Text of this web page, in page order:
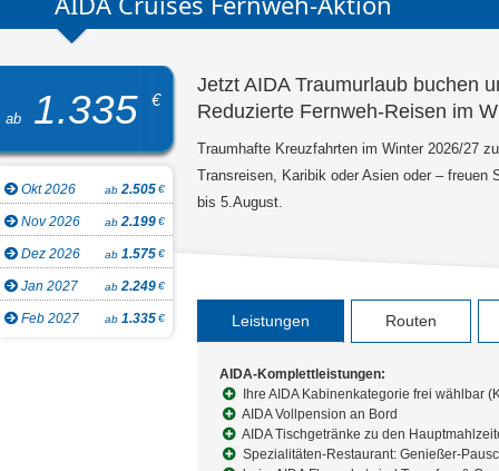
ab 1.335 €
Okt 2026 ab 2.505€
Nov 2026 ab 2.199€
Dez 2026 ab 1.575€
Jan 2027 ab 2.249€
Feb 2027 ab 1.335€
Jetzt AIDA Traumurlaub buchen
Reduzierte Fernweh-Reisen im
Traumhafte Kreuzfahrten im Winter 2026/27
Transreisen, Karibik oder Asien oder –
bis 5.August.
Leistungen Routen
AIDA-Komplettleistungen:
Ihre AIDA Kabinenkategorie frei wählbar
AIDA Vollpension an Bord
AIDA Tischgetränke zu den
Spezialitäten-Restaurant: Genießer-